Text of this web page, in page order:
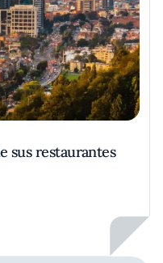
sus restaurantes